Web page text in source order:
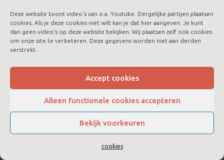
Deze website toont video's van o.a. Youtube. Dergelijke partijen plaatsen
cookies. Als je deze cookies niet wilt kan je dat hier aangeven. Je kunt
dan geen video's op deze website bekijken. Wij plaatsen zelf ook cookies
om onze site te verbeteren. Deze gegevens worden niet aan derden
verstrekt.
Accept cookies
Alleen functionele cookies accepteren
Bekijk voorkeuren
cookies
LTC Boost voor jezelf